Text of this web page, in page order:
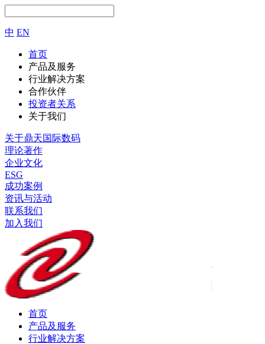
中 EN
首页
产品及服务
行业解决方案
合作伙伴
投资者关系
关于我们
关于鼎天国际数码
理论著作
企业文化
ESG
成功案例
资讯与活动
联系我们
加入我们
首页
产品及服务
行业解决方案